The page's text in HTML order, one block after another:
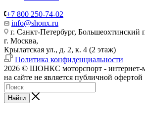
+7 800 250-74-02
info@shonx.ru
г. Санкт-Петербург, Большеохтинский
г. Москва,
Крылатская ул., д. 2, к. 4 (2 этаж)
Политика конфиденциальности
2026 © ШОНКС моторспорт - интернет-
на сайте не является публичной офертой
Найти